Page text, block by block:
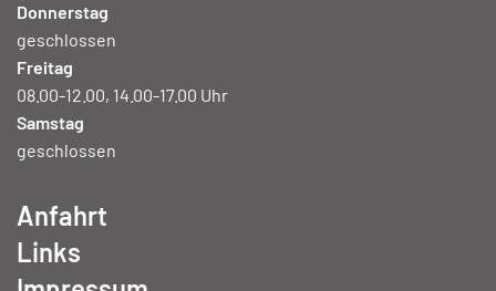
Donnerstag
geschlossen
Freitag
08.00-12.00, 14.00-17.00 Uhr
Samstag
geschlossen
Anfahrt
Links